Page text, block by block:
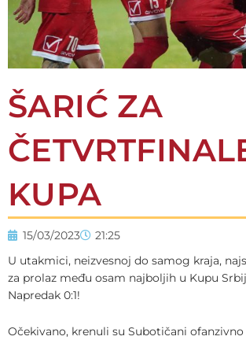
ŠARIĆ ZA
KUPA
15/03/2023
21:25
U utakmici, neizvesnoj do samog kraja,
za prolaz među osam najboljih u Kupu
Napredak 0:1!
Očekivano, krenuli su Subotičani ofanzivno